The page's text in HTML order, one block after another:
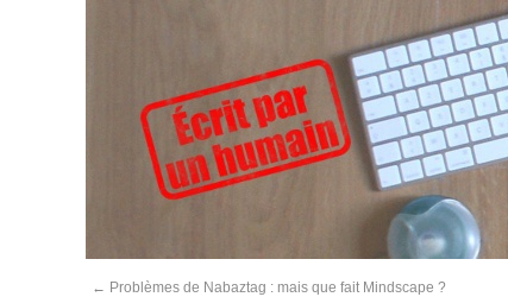
← Problèmes de Nabaztag : mais que fait Mindscape ?